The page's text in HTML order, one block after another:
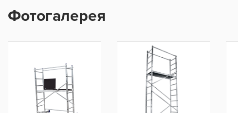
Фотогалерея